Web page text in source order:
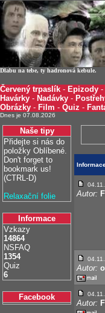
Dlabu na tebe, ty hadronová kebule.
Červený trpaslík - Epizody -
Havárky - Nadávky -
Obrázky - Film - Quiz -
Dnes je 07.08.2026
Naše tipy
Přidejte si nás do
položky Oblíbené.
Don't forget to
bookmark us!
(CTRL-D)
Relaxační folie
Informace
Vzkazy
14864
NSFAQ
1354
Quiz
6
Facebook
Autor:
Autor:
Autor: